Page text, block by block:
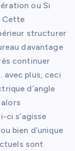
ou Si
Cette
structurer
davantage
continuer
avec plus, ceci
d’angle
ci s’agisse
bien d’unique
sont